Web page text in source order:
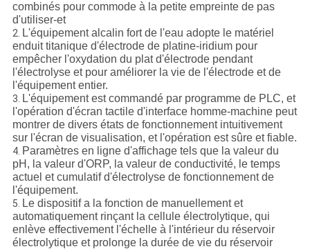
combinés pour commode à la petite empreinte de pas
d'utiliser-et
2. L'équipement alcalin fort de l'eau adopte le matériel
enduit titanique d'électrode de platine-iridium pour
empêcher l'oxydation du plat d'électrode pendant
l'électrolyse et pour améliorer la vie de l'électrode et de
l'équipement entier.
3. L'équipement est commandé par programme de PLC, et
l'opération d'écran tactile d'interface homme-machine peut
montrer de divers états de fonctionnement intuitivement
sur l'écran de visualisation, et l'opération est sûre et fiable.
4. Paramètres en ligne d'affichage tels que la valeur du
pH, la valeur d'ORP, la valeur de conductivité, le temps
actuel et cumulatif d'électrolyse de fonctionnement de
l'équipement.
5. Le dispositif a la fonction de manuellement et
automatiquement rinçant la cellule électrolytique, qui
enlève effectivement l'échelle à l'intérieur du réservoir
électrolytique et prolonge la durée de vie du réservoir